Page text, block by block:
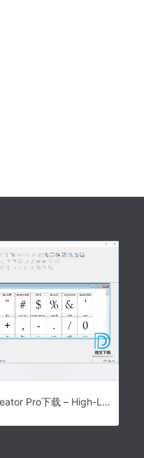
High-Logic FontCreator Pro下载 – High-Logic FontCreator Pro 字体制作软件 13.0.0.2680 破解版